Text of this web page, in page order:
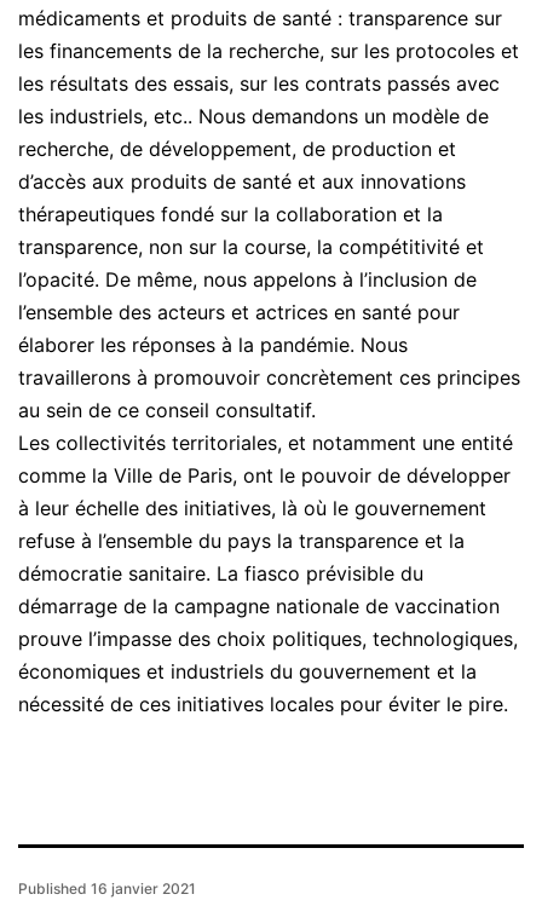
médicaments et produits de santé : transparence sur
les financements de la recherche, sur les protocoles et
les résultats des essais, sur les contrats passés avec
les industriels, etc.. Nous demandons un modèle de
recherche, de développement, de production et
d’accès aux produits de santé et aux innovations
thérapeutiques fondé sur la collaboration et la
transparence, non sur la course, la compétitivité et
l’opacité. De même, nous appelons à l’inclusion de
l’ensemble des acteurs et actrices en santé pour
élaborer les réponses à la pandémie. Nous
travaillerons à promouvoir concrètement ces principes
au sein de ce conseil consultatif.
Les collectivités territoriales, et notamment une entité
comme la Ville de Paris, ont le pouvoir de développer
à leur échelle des initiatives, là où le gouvernement
refuse à l’ensemble du pays la transparence et la
démocratie sanitaire. La fiasco prévisible du
démarrage de la campagne nationale de vaccination
prouve l’impasse des choix politiques, technologiques,
économiques et industriels du gouvernement et la
nécessité de ces initiatives locales pour éviter le pire.
Published 16 janvier 2021